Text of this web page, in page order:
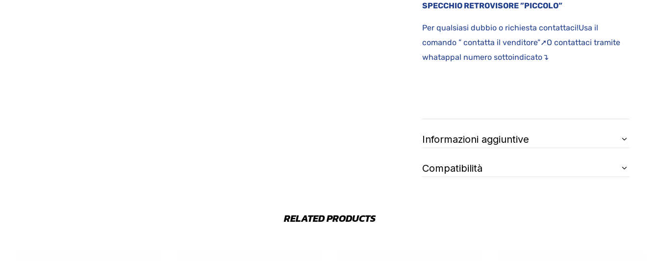
SPECCHIO RETROVISORE ”PICCOLO”
Per qualsiasi dubbio o richiesta contattaci!Usa il
comando ” contatta il venditore”➚O contattaci tramite
whatappal numero sottoindicato↴
Informazioni aggiuntive
Compatibilità
RELATED PRODUCTS